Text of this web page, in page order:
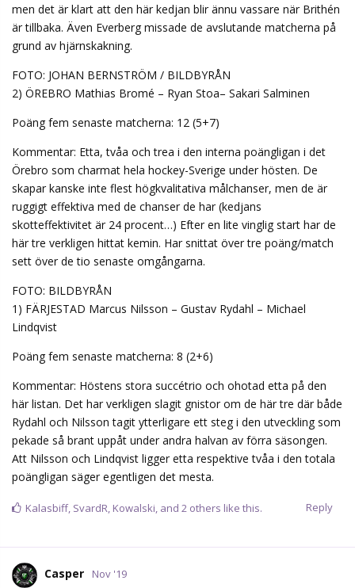
men det är klart att den här kedjan blir ännu vassare när Brithén
är tillbaka. Även Everberg missade de avslutande matcherna på
grund av hjärnskakning.
FOTO: JOHAN BERNSTRÖM / BILDBYRÅN
2) ÖREBRO Mathias Bromé – Ryan Stoa– Sakari Salminen
Poäng fem senaste matcherna: 12 (5+7)
Kommentar: Etta, tvåa och trea i den interna poängligan i det
Örebro som charmat hela hockey-Sverige under hösten. De
skapar kanske inte flest högkvalitativa målchanser, men de är
ruggigt effektiva med de chanser de har (kedjans
skotteffektivitet är 24 procent…) Efter en lite vinglig start har de
här tre verkligen hittat kemin. Har snittat över tre poäng/match
sett över de tio senaste omgångarna.
FOTO: BILDBYRÅN
1) FÄRJESTAD Marcus Nilsson – Gustav Rydahl – Michael
Lindqvist
Poäng fem senaste matcherna: 8 (2+6)
Kommentar: Höstens stora succétrio och ohotad etta på den
här listan. Det har verkligen slagit gnistor om de här tre där både
Rydahl och Nilsson tagit ytterligare ett steg i den utveckling som
pekade så brant uppåt under andra halvan av förra säsongen.
Att Nilsson och Lindqvist ligger etta respektive tvåa i den totala
poängligan säger egentligen det mesta.
Reply
Kalasbiff, SvardR Kowalski , and 2 others like this.
Casper Nov '19